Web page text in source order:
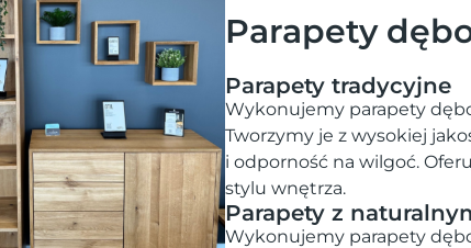
Parapety
Parapety tradycyjne
Wykonujemy parapety
Tworzymy je z wysokiej
i odporność na wilgoć.
stylu wnętrza.
Parapety z
Wykonujemy parapety